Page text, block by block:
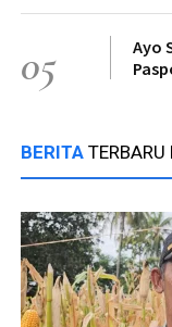
05
Ayo
BERITA